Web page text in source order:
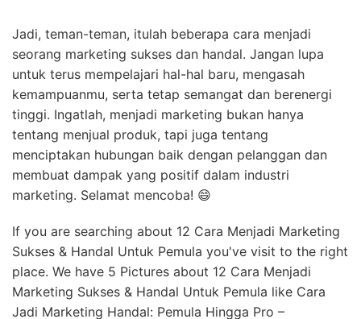
Jadi, teman-teman, itulah beberapa cara menjadi
seorang marketing sukses dan handal. Jangan lupa
untuk terus mempelajari hal-hal baru, mengasah
kemampuanmu, serta tetap semangat dan berenergi
tinggi. Ingatlah, menjadi marketing bukan hanya
tentang menjual produk, tapi juga tentang
menciptakan hubungan baik dengan pelanggan dan
membuat dampak yang positif dalam industri
marketing. Selamat mencoba! 😄
If you are searching about 12 Cara Menjadi Marketing
Sukses & Handal Untuk Pemula you've visit to the right
place. We have 5 Pictures about 12 Cara Menjadi
Marketing Sukses & Handal Untuk Pemula like Cara
Jadi Marketing Handal: Pemula Hingga Pro –